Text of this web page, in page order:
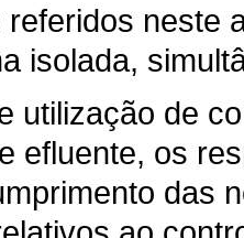
neste
isolada,
utilização de
efluente, os
das